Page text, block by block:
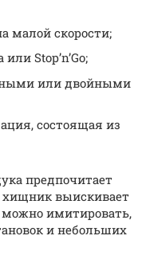
малой скорости;
Stop’n’Go;
или двойными
состоящая из
предпочитает
выискивает
имитировать,
и небольших